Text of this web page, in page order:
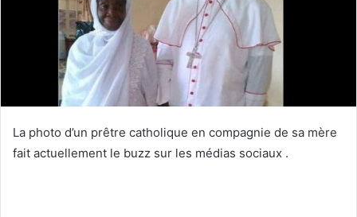
La photo d’un prêtre catholique en compagnie de sa mère
fait actuellement le buzz sur les médias sociaux .